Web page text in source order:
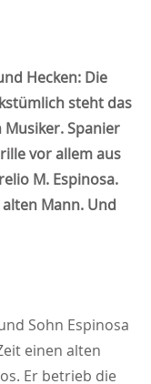
Hecken: Die
steht das
Spanier
vor allem aus
M. Espinosa.
Mann. Und
Sohn Espinosa
einen alten
Er betrieb die